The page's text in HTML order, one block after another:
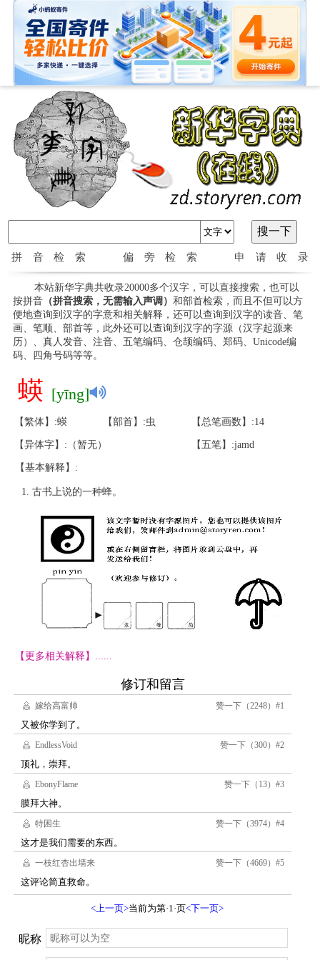
拼音检索 偏旁检索 申请收录
本站新华字典共收录20000多个汉字，可以直接搜索，也可以
按拼音（拼音搜索，无需输入声调） 和部首检索，而且不但可以方
便地查询到汉字的字意和相关解释，还可以查询到汉字的读音、笔
画、笔顺、部首等，此外还可以查询到汉字的字源（汉字起源来
历）、真人发音、注音、五笔编码、仓颉编码、郑码、Unicode编
码、四角号码等等。
蝧 [yīng]
【繁体】:蝧 【部首】:虫 【总笔画数】:14
【异体字】:（暂无） 【五笔】:jamd
【基本解释】:
古书上说的一种蜂。
【更多相关解释】......